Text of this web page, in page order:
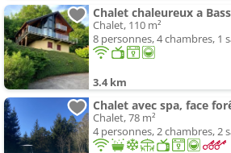
Chalet, 110 m²
8 personnes, 4 chambres, 1
3.4 km
Chalet avec spa, face
Chalet, 78 m²
4 personnes, 2 chambres, 2